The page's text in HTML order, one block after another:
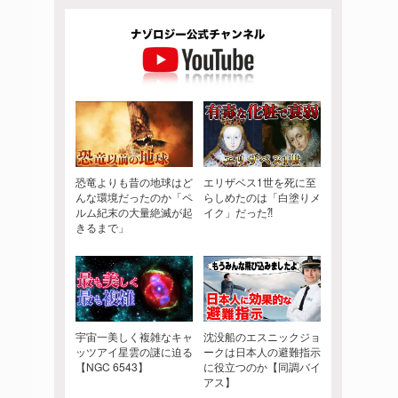
恐竜よりも昔の地球はど
んな環境だったのか「ペ
ルム紀末の大量絶滅が起
きるまで」
エリザベス1世を死に至
らしめたのは「白塗りメ
イク」だった⁈
宇宙一美しく複雑なキャ
ッツアイ星雲の謎に迫る
【NGC 6543】
沈没船のエスニックジョ
ークは日本人の避難指示
に役立つのか【同調バイ
アス】